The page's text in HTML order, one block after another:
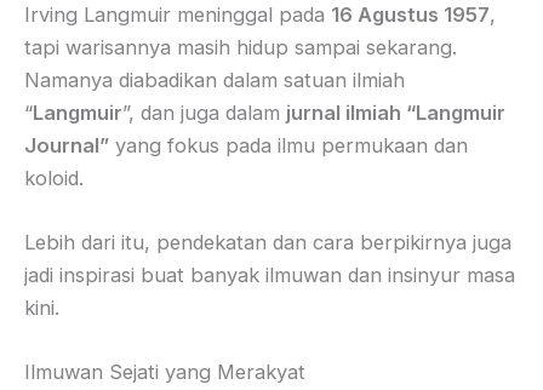
Irving Langmuir meninggal pada 16 Agustus 1957,
tapi warisannya masih hidup sampai sekarang.
Namanya diabadikan dalam satuan ilmiah
“Langmuir”, dan juga dalam jurnal ilmiah “Langmuir
Journal” yang fokus pada ilmu permukaan dan
koloid.
Lebih dari itu, pendekatan dan cara berpikirnya juga
jadi inspirasi buat banyak ilmuwan dan insinyur masa
kini.
Ilmuwan Sejati yang Merakyat